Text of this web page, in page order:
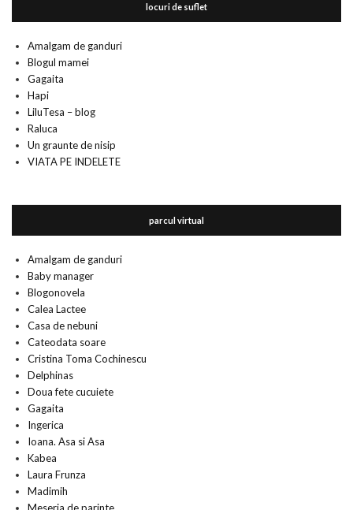
locuri de suflet
Amalgam de ganduri
Blogul mamei
Gagaita
Hapi
LiluTesa – blog
Raluca
Un graunte de nisip
VIATA PE INDELETE
parcul virtual
Amalgam de ganduri
Baby manager
Blogonovela
Calea Lactee
Casa de nebuni
Cateodata soare
Cristina Toma Cochinescu
Delphinas
Doua fete cucuiete
Gagaita
Ingerica
Ioana. Asa si Asa
Kabea
Laura Frunza
Madimih